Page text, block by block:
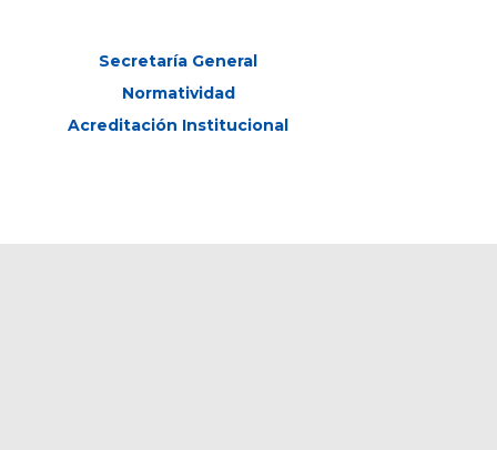
Secretaría General
Normatividad
Acreditación Institucional